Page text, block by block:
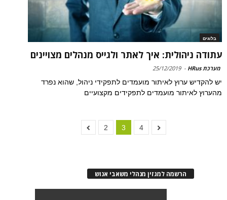
בלוגים
עתודה ניהולית: איך לאתר ולגייס מנהלים מצויינים
מערכת HRus -
25/12/2019
יש להקדיש ערוץ לאיתור מועמדים לתפקידי ניהול, שהוא נפרד
מהערוץ לאיתור מועמדים לתפקידים מקצועיים
2 3 4
הרשמה למגזין מנהלי משאבי אנוש